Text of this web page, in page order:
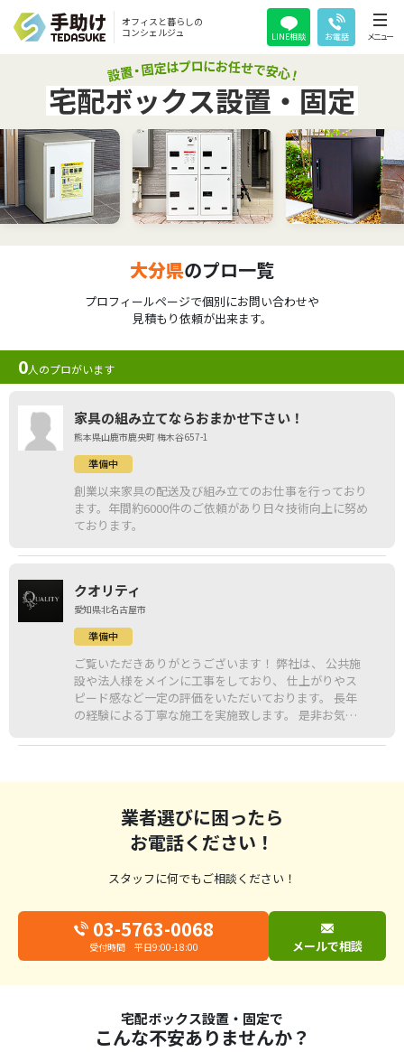
オフィスと暮らしの
コンシェルジュ
LINE相談 お電話 メニュー
宅配ボックス設置・固定
大分県のプロ一覧
プロフィールページで個別にお問い合わせや
見積もり依頼が出来ます。
0人のプロがいます
家具の組み立てならおまかせ下さい！
熊本県山鹿市鹿央町 梅木谷657-1
準備中
創業以来家具の配送及び組み立てのお仕事を行っており
ます。年間約6000件のご依頼があり日々技術向上に努め
ております。
クオリティ
愛知県北名古屋市
準備中
ご覧いただきありがとうございます！ 弊社は、 公共施
設や法人様をメインに工事をしており、 仕上がりやス
ピード感など一定の評価をいただいております。 長年
の経験による丁寧な施工を実施致します。 是非お気軽
業者選びに困ったら
お電話ください！
スタッフに何でもご相談ください！
03-5763-0068
受付時間 平日9:00-18:00 メールで相談
宅配ボックス設置・固定で
こんな不安ありませんか？